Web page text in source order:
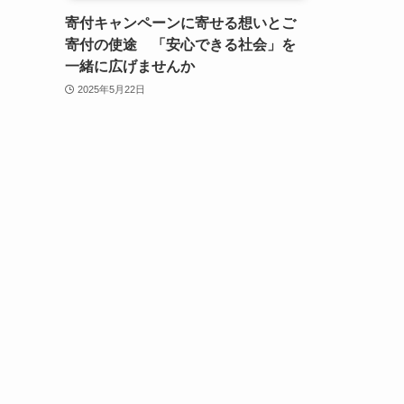
寄付キャンペーンに寄せる想いとご
寄付の使途 「安心できる社会」を
一緒に広げませんか
2025年5月22日